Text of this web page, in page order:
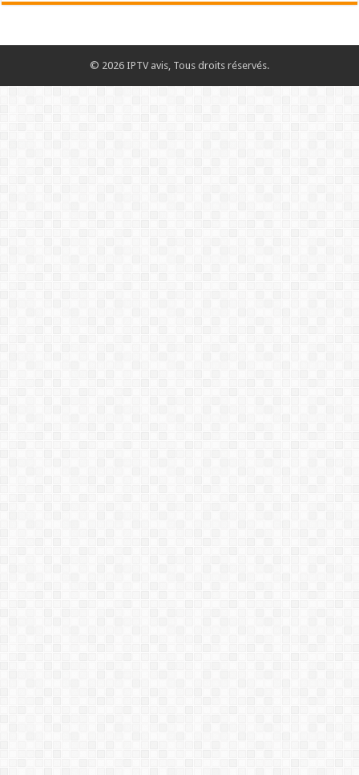
© 2026 IPTV avis, Tous droits réservés.